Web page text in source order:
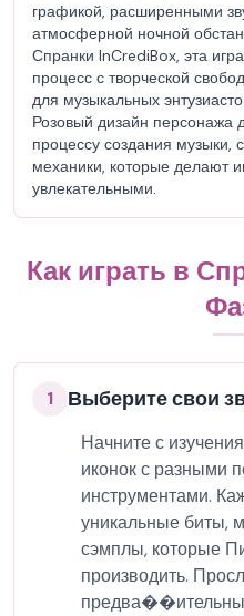
графикой, расширенными
атмосферной ночной
Спранки InCrediBox, эта
процесс с творческой
для музыкальных
Розовый дизайн персонажа
процессу создания музыки,
механики, которые делают
увлекательными.
Как играть в
1 Выберите свои
Начните с
иконок с разными
инструментами.
уникальные биты,
сэмплы, которые
производить.